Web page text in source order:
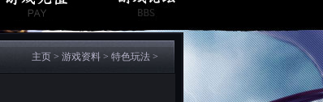
主页 > 游戏资料 > 特色玩法 >